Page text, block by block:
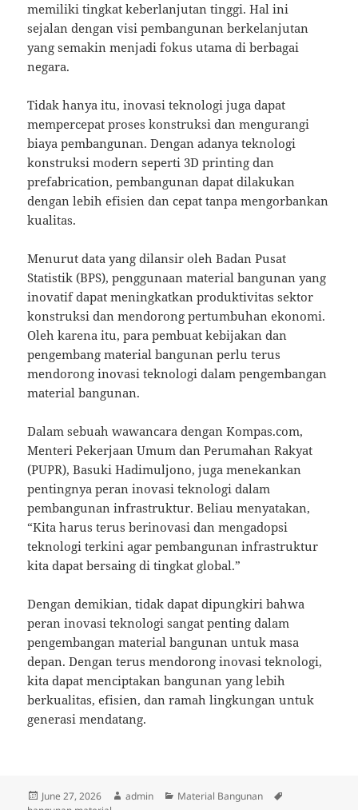
memiliki tingkat keberlanjutan tinggi. Hal ini
sejalan dengan visi pembangunan berkelanjutan
yang semakin menjadi fokus utama di berbagai
negara.
Tidak hanya itu, inovasi teknologi juga dapat
mempercepat proses konstruksi dan mengurangi
biaya pembangunan. Dengan adanya teknologi
konstruksi modern seperti 3D printing dan
prefabrication, pembangunan dapat dilakukan
dengan lebih efisien dan cepat tanpa mengorbankan
kualitas.
Menurut data yang dilansir oleh Badan Pusat
Statistik (BPS), penggunaan material bangunan yang
inovatif dapat meningkatkan produktivitas sektor
konstruksi dan mendorong pertumbuhan ekonomi.
Oleh karena itu, para pembuat kebijakan dan
pengembang material bangunan perlu terus
mendorong inovasi teknologi dalam pengembangan
material bangunan.
Dalam sebuah wawancara dengan Kompas.com,
Menteri Pekerjaan Umum dan Perumahan Rakyat
(PUPR), Basuki Hadimuljono, juga menekankan
pentingnya peran inovasi teknologi dalam
pembangunan infrastruktur. Beliau menyatakan,
“Kita harus terus berinovasi dan mengadopsi
teknologi terkini agar pembangunan infrastruktur
kita dapat bersaing di tingkat global.”
Dengan demikian, tidak dapat dipungkiri bahwa
peran inovasi teknologi sangat penting dalam
pengembangan material bangunan untuk masa
depan. Dengan terus mendorong inovasi teknologi,
kita dapat menciptakan bangunan yang lebih
berkualitas, efisien, dan ramah lingkungan untuk
generasi mendatang.
Posted
June 27, 2026 Author
admin Categories
Material Bangunan